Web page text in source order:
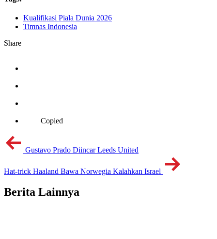
Kualifikasi Piala Dunia 2026
Timnas Indonesia
Share
Copied
Gustavo Prado Diincar Leeds United
Hat-trick Haaland Bawa Norwegia Kalahkan Israel
Berita Lainnya